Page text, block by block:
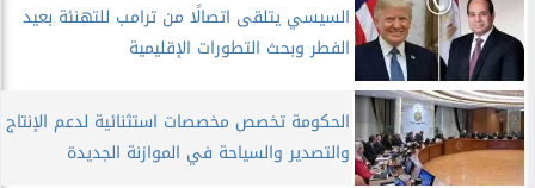
السيسي يتلقى اتصالًا من ترامب للتهنئة بعيد
الفطر وبحث التطورات الإقليمية
الحكومة تخصص مخصصات استثنائية لدعم الإنتاج
والتصدير والسياحة في الموازنة الجديدة